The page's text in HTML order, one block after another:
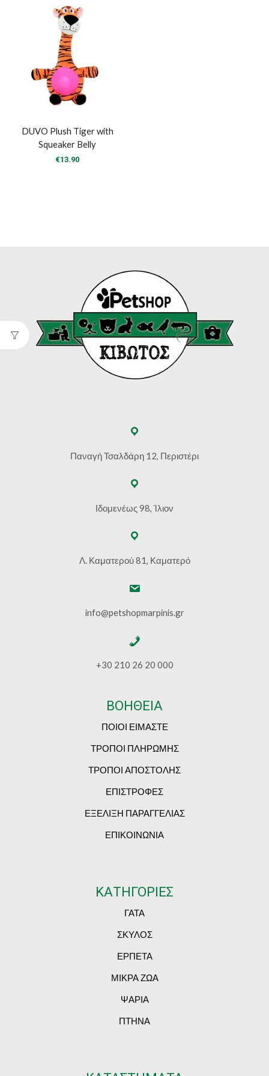
DUVO Plush Tiger with
Squeaker Belly
€13.90
Παναγή Τσαλδάρη 12, Περιστέρι
Ιδομενέως 98, Ίλιον
Λ. Καματερού 81, Καματερό
info@petshopmarpinis.gr
+30 210 26 20 000
ΒΟΗΘΕΙΑ
ΠΟΙΟΙ ΕΙΜΑΣΤΕ
ΤΡΟΠΟΙ ΠΛΗΡΩΜΗΣ
ΤΡΟΠΟΙ ΑΠΟΣΤΟΛΗΣ
ΕΠΙΣΤΡΟΦΕΣ
ΕΞΕΛΙΞΗ ΠΑΡΑΓΓΕΛΙΑΣ
ΕΠΙΚΟΙΝΩΝΙΑ
ΚΑΤΗΓΟΡΙΕΣ
ΓΑΤΑ
ΣΚΥΛΟΣ
ΕΡΠΕΤΑ
ΜΙΚΡΑ ΖΩΑ
ΨΑΡΙΑ
ΠΤΗΝΑ